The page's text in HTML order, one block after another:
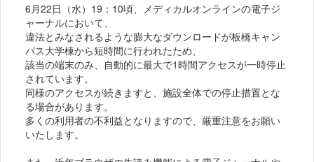
6月22日（水）19：10頃、メディカルオンラインの電子ジ
ャーナルにおいて、
違法とみなされるような膨大なダウンロードが板橋キャン
パス大学棟から短時間に行われたため、
該当の端末のみ、自動的に最大で1時間アクセスが一時停止
されています。
同様のアクセスが続きますと、施設全体での停止措置とな
る場合があります。
多くの利用者の不利益となりますので、厳重注意をお願い
いたします。